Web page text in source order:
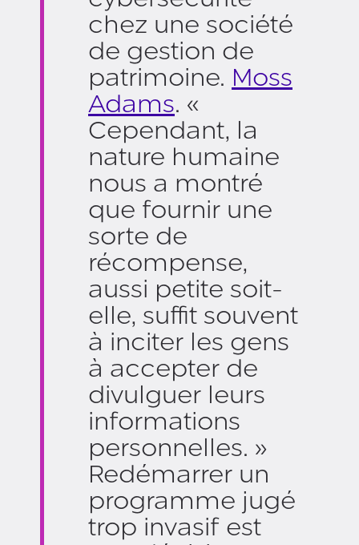
chez une société
de gestion de
patrimoine. Moss
Adams. «
Cependant, la
nature humaine
nous a montré
que fournir une
sorte de
récompense,
aussi petite soit-
elle, suffit souvent
à inciter les gens
à accepter de
divulguer leurs
informations
personnelles. »
Redémarrer un
programme jugé
trop invasif est